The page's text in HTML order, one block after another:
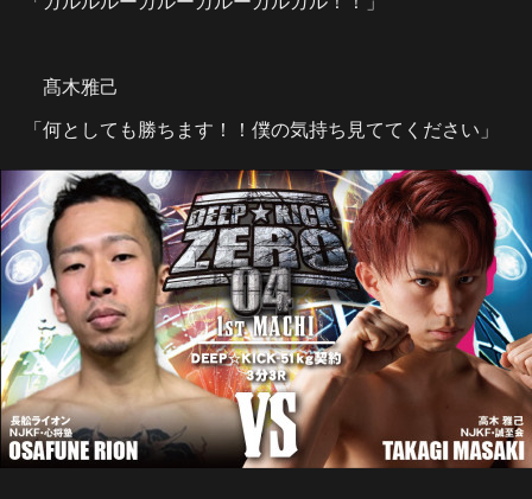
髙木雅己
「何としても勝ちます！！僕の気持ち見ててください」